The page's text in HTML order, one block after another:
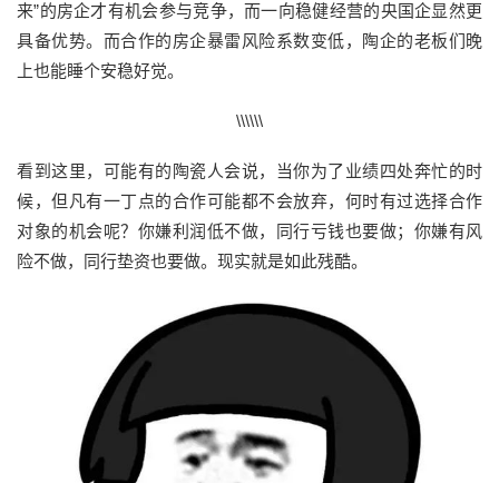
来”的房企才有机会参与竞争，而一向稳健经营的央国企显然更
具备优势。而合作的房企暴雷风险系数变低，陶企的老板们晚
上也能睡个安稳好觉。
\\\\\\
看到这里，可能有的陶瓷人会说，当你为了业绩四处奔忙的时
候，但凡有一丁点的合作可能都不会放弃，何时有过选择合作
对象的机会呢？你嫌利润低不做，同行亏钱也要做；你嫌有风
险不做，同行垫资也要做。现实就是如此残酷。